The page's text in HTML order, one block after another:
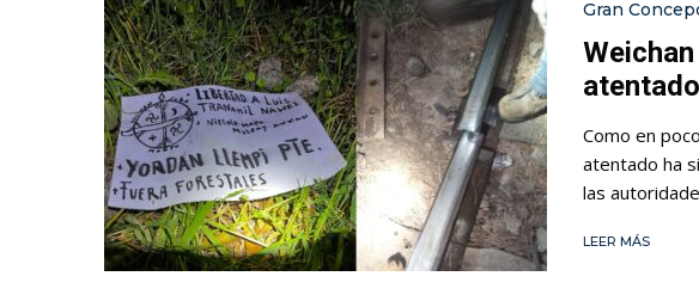
Gran
Como en
atentado ha
las
LEER MÁS